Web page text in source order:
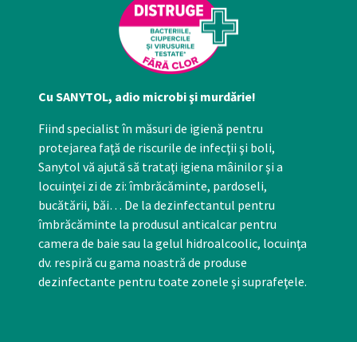
Cu SANYTOL, adio microbi şi murdărie!
Fiind specialist în măsuri de igienă pentru
protejarea faţă de riscurile de infecţii şi boli,
Sanytol vă ajută să trataţi igiena mâinilor şi a
locuinţei zi de zi: îmbrăcăminte, pardoseli,
bucătării, băi… De la dezinfectantul pentru
îmbrăcăminte la produsul anticalcar pentru
camera de baie sau la gelul hidroalcoolic, locuinţa
dv. respiră cu gama noastră de produse
dezinfectante pentru toate zonele şi suprafeţele.